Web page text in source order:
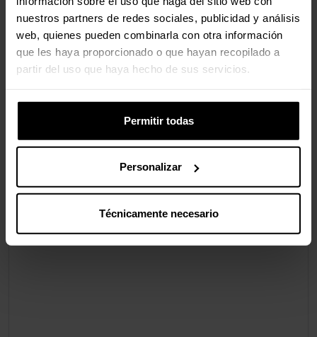
nuestros partners de redes sociales, publicidad y análisis
web, quienes pueden combinarla con otra información
que les haya proporcionado o que hayan recopilado a
partir del uso que haya hecho de sus servicios.
Permitir todas
Personalizar
Técnicamente necesario
Peso del
paquete
75 g
Valoraciones